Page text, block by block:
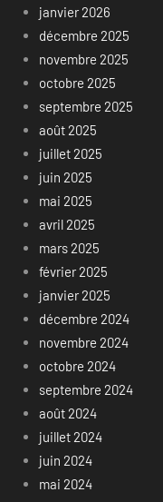
janvier 2026
décembre 2025
novembre 2025
octobre 2025
septembre 2025
août 2025
juillet 2025
juin 2025
mai 2025
avril 2025
mars 2025
février 2025
janvier 2025
décembre 2024
novembre 2024
octobre 2024
septembre 2024
août 2024
juillet 2024
juin 2024
mai 2024